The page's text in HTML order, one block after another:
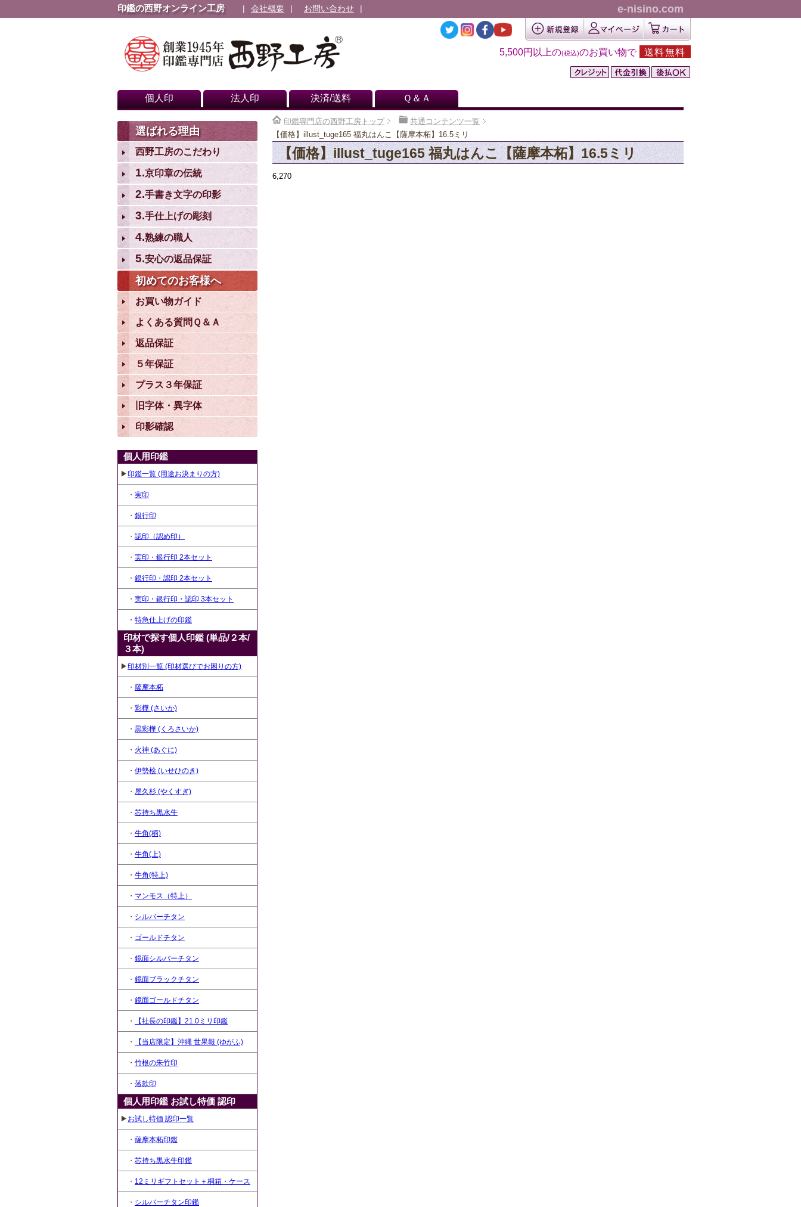
印鑑の西野オンライン工房 会社概要 お問い合わせ e-nisino.com
5,500円以上の(税込)のお買い物で 送料無料
個人印 法人印 決済/送料 Ｑ＆Ａ
選ばれる理由
西野工房のこだわり
1.京印章の伝統
2.手書き文字の印影
3.手仕上げの彫刻
4.熟練の職人
5.安心の返品保証
初めてのお客様へ
お買い物ガイド
よくある質問Ｑ＆Ａ
返品保証
５年保証
プラス３年保証
旧字体・異字体
印影確認
個人用印鑑
▶印鑑一覧 (用途お決まりの方)
・ 実印
・ 銀行印
・ 認印（認め印）
・ 実印・銀行印 2本セット
・ 銀行印・認印 2本セット
・ 実印・銀行印・認印 3本セット
・ 特急仕上げの印鑑
印材で探す個人印鑑 (単品/２本/
３本)
▶印材別一覧 (印材選びでお困りの方)
・ 薩摩本柘
・ 彩樺 (さいか)
・ 黒彩樺 (くろさいか)
・ 火神 (あぐに)
・ 伊勢桧 (いせひのき)
・ 屋久杉 (やくすぎ)
・ 芯持ち黒水牛
・ 牛角(柄)
・ 牛角(上)
・ 牛角(特上)
・ マンモス（特上）
・ シルバーチタン
・ ゴールドチタン
・ 鏡面シルバーチタン
・ 鏡面ブラックチタン
・ 鏡面ゴールドチタン
・ 【社長の印鑑】21.0ミリ印鑑
・ 【当店限定】沖縄 世果報 (ゆがふ)
・ 竹根の朱竹印
・ 落款印
個人用印鑑 お試し特価 認印
▶ お試し特価 認印一覧
・ 薩摩本柘印鑑
・ 芯持ち黒水牛印鑑
・ 12ミリギフトセット＋桐箱・ケース
・ シルバーチタン印鑑
印鑑専門店の西野工房トップ
共通コンテンツ一覧
【価格】illust_tuge165 福丸はんこ【薩摩本柘】16.5ミリ
【価格】illust_tuge165 福丸はんこ【薩摩本柘】16.5ミリ
6,270